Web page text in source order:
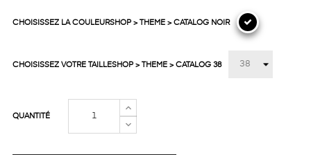
CHOISISSEZ LA COULEURSHOP > THEME > CATALOG NOIR
CHOISISSEZ VOTRE TAILLESHOP > THEME > CATALOG 38
QUANTITÉ